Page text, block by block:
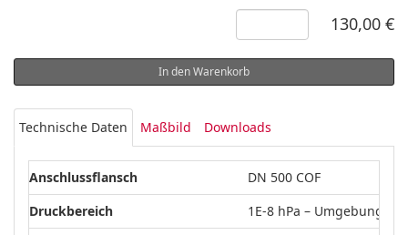
130,00 €
In den Warenkorb
Technische Daten Maßbild Downloads
Anschlussflansch
DN 500 COF
Druckbereich
1E-8 hPa –